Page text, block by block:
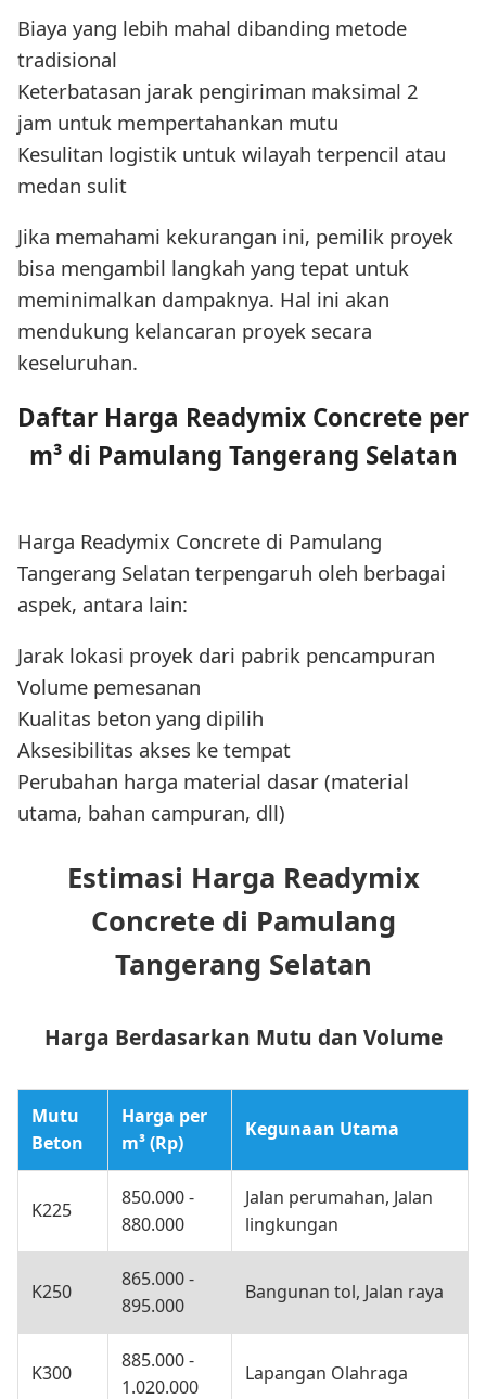
Biaya yang lebih mahal dibanding metode
tradisional
Keterbatasan jarak pengiriman maksimal 2
jam untuk mempertahankan mutu
Kesulitan logistik untuk wilayah terpencil atau
medan sulit
Jika memahami kekurangan ini, pemilik proyek
bisa mengambil langkah yang tepat untuk
meminimalkan dampaknya. Hal ini akan
mendukung kelancaran proyek secara
keseluruhan.
Daftar Harga Readymix Concrete per
m³ di Pamulang Tangerang Selatan
Harga Readymix Concrete di Pamulang
Tangerang Selatan terpengaruh oleh berbagai
aspek, antara lain:
Jarak lokasi proyek dari pabrik pencampuran
Volume pemesanan
Kualitas beton yang dipilih
Aksesibilitas akses ke tempat
Perubahan harga material dasar (material
utama, bahan campuran, dll)
Estimasi Harga Readymix
Concrete di Pamulang
Tangerang Selatan
Harga Berdasarkan Mutu dan Volume
Mutu
Beton
Harga per
m³ (Rp)
Kegunaan Utama
K225
850.000 -
880.000
Jalan perumahan, Jalan
lingkungan
K250
865.000 -
895.000
Bangunan tol, Jalan raya
K300
885.000 -
1.020.000
Lapangan Olahraga